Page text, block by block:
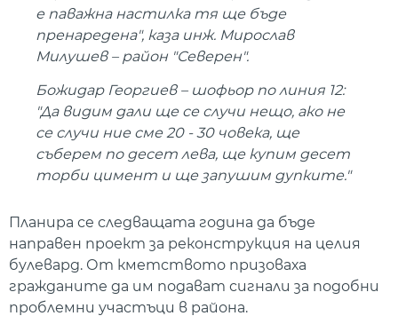
е паважна настилка тя ще бъде
пренаредена", каза инж. Мирослав
Милушев – район "Северен".
Божидар Георгиев – шофьор по линия 12:
"Да видим дали ще се случи нещо, ако не
се случи ние сме 20 - 30 човека, ще
съберем по десет лева, ще купим десет
торби цимент и ще запушим дупките."
Планира се следващата година да бъде
направен проект за реконструкция на целия
булевард. От кметството призоваха
гражданите да им подават сигнали за подобни
проблемни участъци в района.